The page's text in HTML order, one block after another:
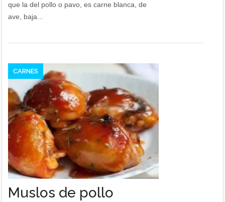
que la del pollo o pavo, es carne blanca, de
ave, baja...
CARNES
Muslos de pollo